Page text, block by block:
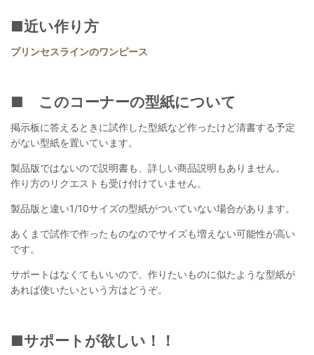
■近い作り方
プリンセスラインのワンピース
■ このコーナーの型紙について
掲示板に答えるときに試作した型紙など作ったけど清書する予定
がない型紙を置いています。
製品版ではないので説明書も、詳しい商品説明もありません。
作り方のリクエストも受け付けていません。
製品版と違い1/10サイズの型紙がついていない場合があります。
あくまで試作で作ったものなのでサイズも増えない可能性が高い
です。
サポートはなくてもいいので、作りたいものに似たような型紙が
あれば使いたいという方はどうぞ。
■サポートが欲しい！！